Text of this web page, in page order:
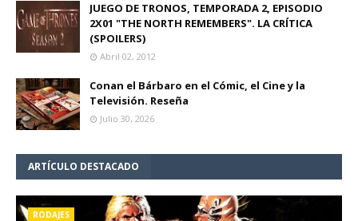
JUEGO DE TRONOS, TEMPORADA 2, EPISODIO
2X01 "THE NORTH REMEMBERS". LA CRÍTICA
(SPOILERS)
Abril 02, 2012
Conan el Bárbaro en el Cómic, el Cine y la
Televisión. Reseña
Julio 30, 2026
ARTÍCULO DESTACADO
RODAJES